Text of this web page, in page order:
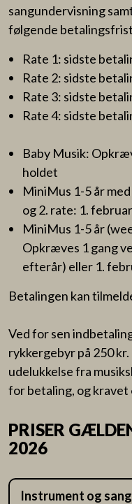
sangundervisning
følgende
Rate 1: sidste
Rate 2: sidste
Rate 3: sidste
Rate 4: sidste
Baby Musik:
holdet
MiniMus 1-5 år
og 2. rate: 1. februar
MiniMus 1-5 år
Opkræves 1 gang
efterår) eller 1.
Betalingen kan
Ved for sen
rykkergebyr på 250
udelukkelse fra
for betaling, og kravet
PRISER
2026
Instrument og